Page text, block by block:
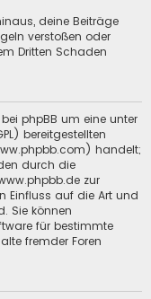
deine Beiträge
verstoßen oder
Dritten Schaden
phpBB um eine unter
bereitgestellten
handelt;
durch die
zur
Einfluss auf die Art und
Sie können
für bestimmte
fremder Foren